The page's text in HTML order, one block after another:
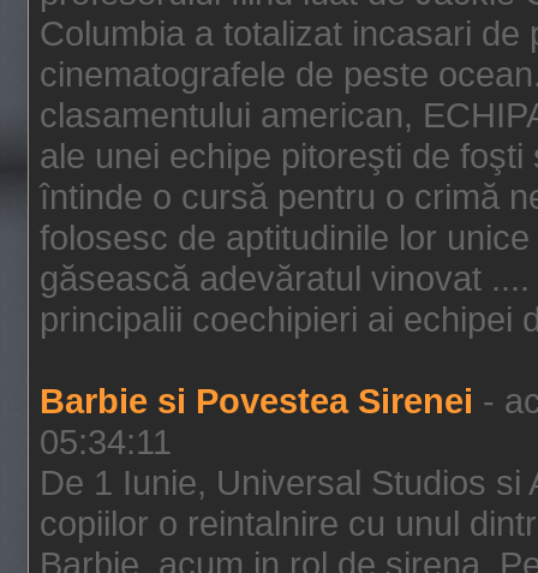
Columbia a totalizat incasari
cinematografele de peste
clasamentului american,
ale unei echipe pitoreşti de
întinde o cursă pentru o crimă
folosesc de aptitudinile lor
găsească adevăratul vinovat
principalii coechipieri ai echipei
Barbie si Povestea Sirenei -
05:34:11
De 1 Iunie, Universal Studios si
copiilor o reintalnire cu unul
Barbie, acum in rol de sirena.